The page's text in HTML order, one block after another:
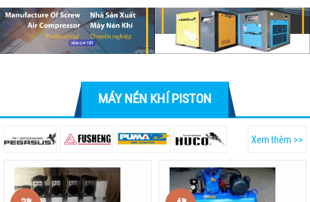
MÁY NÉN KHÍ PISTON
Xem thêm >>